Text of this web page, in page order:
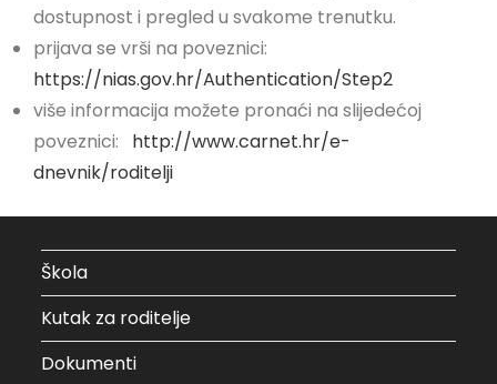
dostupnost i pregled u svakome trenutku.
prijava se vrši na poveznici:
https://nias.gov.hr/Authentication/Step2
više informacija možete pronaći na slijedećoj
poveznici: http://www.carnet.hr/e-
dnevnik/roditelji
Škola
Kutak za roditelje
Dokumenti